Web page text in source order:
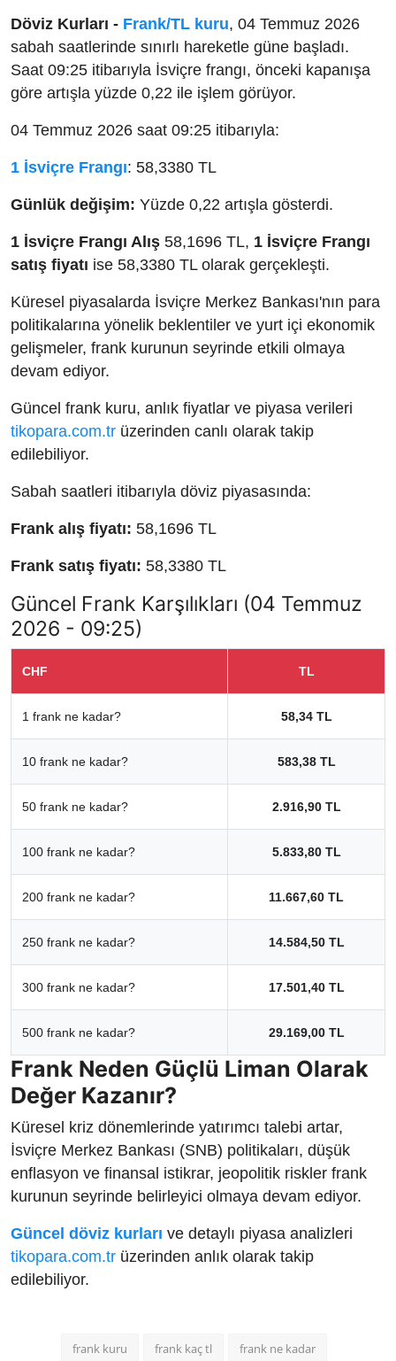
Döviz Kurları - Frank/TL kuru, 04 Temmuz 2026
sabah saatlerinde sınırlı hareketle güne başladı.
Saat 09:25 itibarıyla İsviçre frangı, önceki kapanışa
göre artışla yüzde 0,22 ile işlem görüyor.
04 Temmuz 2026 saat 09:25 itibarıyla:
1 İsviçre Frangı: 58,3380 TL
Günlük değişim: Yüzde 0,22 artışla gösterdi.
1 İsviçre Frangı Alış 58,1696 TL, 1 İsviçre Frangı
satış fiyatı ise 58,3380 TL olarak gerçekleşti.
Küresel piyasalarda İsviçre Merkez Bankası'nın para
politikalarına yönelik beklentiler ve yurt içi ekonomik
gelişmeler, frank kurunun seyrinde etkili olmaya
devam ediyor.
Güncel frank kuru, anlık fiyatlar ve piyasa verileri
tikopara.com.tr üzerinden canlı olarak takip
edilebiliyor.
Sabah saatleri itibarıyla döviz piyasasında:
Frank alış fiyatı: 58,1696 TL
Frank satış fiyatı: 58,3380 TL
Güncel Frank Karşılıkları (04 Temmuz
2026 - 09:25)
CHF TL
1 frank ne kadar? 58,34 TL
10 frank ne kadar? 583,38 TL
50 frank ne kadar? 2.916,90 TL
100 frank ne kadar? 5.833,80 TL
200 frank ne kadar? 11.667,60 TL
250 frank ne kadar? 14.584,50 TL
300 frank ne kadar? 17.501,40 TL
500 frank ne kadar? 29.169,00 TL
Frank Neden Güçlü Liman Olarak
Değer Kazanır?
Küresel kriz dönemlerinde yatırımcı talebi artar,
İsviçre Merkez Bankası (SNB) politikaları, düşük
enflasyon ve finansal istikrar, jeopolitik riskler frank
kurunun seyrinde belirleyici olmaya devam ediyor.
Güncel döviz kurları ve detaylı piyasa analizleri
tikopara.com.tr üzerinden anlık olarak takip
edilebiliyor.
frank kuru frank kaç tl frank ne kadar